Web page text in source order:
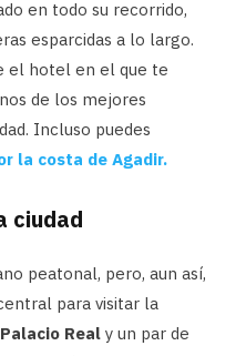
en todo su recorrido,
esparcidas a lo largo.
el hotel en el que te
de los mejores
Incluso puedes
la costa de Agadir.
ciudad
peatonal, pero, aun así,
para visitar la
Palacio Real y un par de